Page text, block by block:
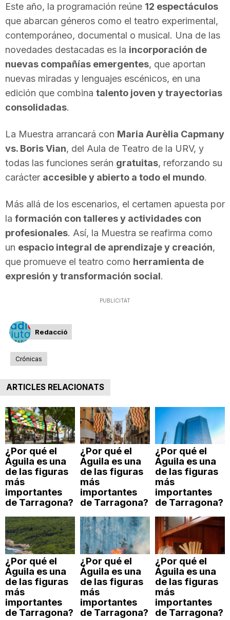
r
r
g
o
a
Este año, la programación reúne 12 espectáculos
que abarcan géneros como el teatro experimental,
contemporáneo, documental o musical. Una de las
novedades destacadas es la incorporación de
nuevas compañías emergentes, que aportan
nuevas miradas y lenguajes escénicos, en una
edición que combina talento joven y trayectorias
consolidadas.
La Muestra arrancará con Maria Aurèlia Capmany
vs. Boris Vian, del Aula de Teatro de la URV, y
todas las funciones serán gratuitas, reforzando su
carácter accesible y abierto a todo el mundo.
Más allá de los escenarios, el certamen apuesta por
la formación con talleres y actividades con
profesionales. Así, la Muestra se reafirma como
un espacio integral de aprendizaje y creación,
que promueve el teatro como herramienta de
expresión y transformación social.
PUBLICITAT
Redacció
Crónicas
ARTICLES RELACIONATS
¿Por qué el
Águila es una
de las figuras
más
importantes
de Tarragona?
¿Por qué el
Águila es una
de las figuras
más
importantes
de Tarragona?
¿Por qué el
Águila es una
de las figuras
más
importantes
de Tarragona?
¿Por qué el
Águila es una
de las figuras
más
importantes
de Tarragona?
¿Por qué el
Águila es una
de las figuras
más
importantes
de Tarragona?
¿Por qué el
Águila es una
de las figuras
más
importantes
de Tarragona?